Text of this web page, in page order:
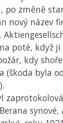
po změně
nový název
poté, když ji
kdy
(škoda byla
synové,